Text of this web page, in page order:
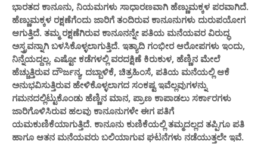
ಭಾರತದ ಕಾನೂನು, ನಿಯಮಗಳು ಸಾಧಾರಣವಾಗಿ ಹೆಣ್ಣುಮಕ್ಕಳ ಪರವಾಗಿದೆ.
ಹೆಣ್ಣುಮಕ್ಕಳ ರಕ್ಷಣೆಗೆಂದು ಜಾರಿಗೆ ತಂದಿರುವ ಕಾನೂನುಗಳು ದುರುಪಯೋಗ
ಆಗುತ್ತಿದೆ. ತಮ್ಮ ರಕ್ಷಣೆಗಿರುವ ಕಾನೂನನ್ನೇ ಪತಿಯ ಮನೆಯವರ ವಿರುದ್ಧ
ಅಸ್ತ್ರವನ್ನಾಗಿ ಬಳಸಿಕೊಳ್ಳಲಾಗುತ್ತಿದೆ. ಇತ್ಯಾದಿ ಗಂಭೀರ ಆರೋಪಗಳು ಇಂದು,
ನಿನ್ನೆಯದ್ದಲ್ಲ. ಎಷ್ಟೋ ಕಡೆಗಳಲ್ಲಿ ವರದಕ್ಷಿಣೆ ಕಿರುಕುಳ, ಹೆಣ್ಣಿನ ಮೇಲೆ
ಹೆಚ್ಚುತ್ತಿರುವ ದೌರ್ಜನ್ಯ, ದಬ್ಬಾಳಿಕೆ, ಚಿತ್ರಹಿಂಸೆ, ಪತಿಯ ಮನೆಯಲ್ಲಿ ಆಕೆ
ಅನುಭವಿಸುತ್ತಿರುವ ಹೇಳಿಕೊಳ್ಳಲಾಗದ ಸಂಕಷ್ಟ ಇವೆಲ್ಲವುಗಳನ್ನು
ಗಮನದಲ್ಲಿಟ್ಟುಕೊಂಡು ಹೆಣ್ಣಿನ ಮಾನ, ಪ್ರಾಣ ಕಾಪಾಡಲು ಸರ್ಕಾರಗಳು
ಜಾರಿಗೊಳಿಸಿರುವ ಹಲವು ಕಾನೂನುಗಳೇ ಈಗ ಪತಿಗೆ
ಯಮಕುಣಿಕೆಯಾಗುತ್ತಿದೆ. ಕಾನೂನು ಕುಣಿಕೆಯಲ್ಲಿ ತಮ್ಮದಲ್ಲದ ತಪ್ಪಿಗೂ ಪತಿ
ಹಾಗೂ ಆತನ ಮನೆಯವರು ಬಲಿಯಾಗುವ ಘಟನೆಗಳು ನಡೆಯುತ್ತಲೇ ಇವೆ.